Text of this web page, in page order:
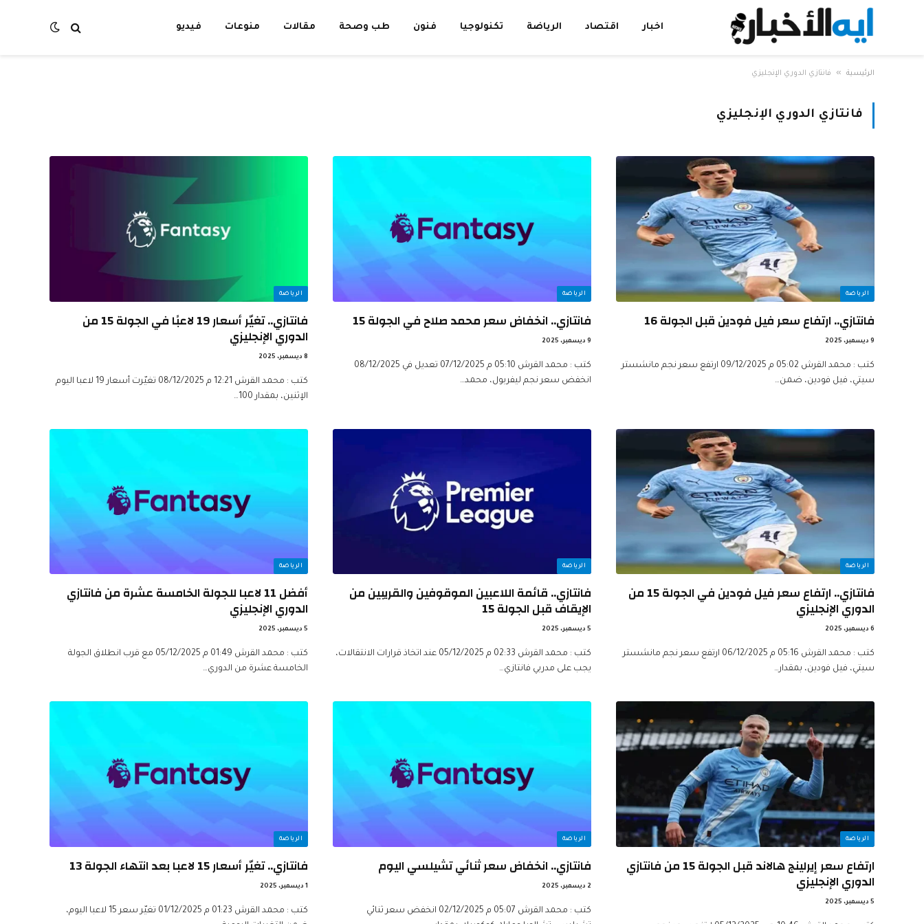
اخبار اقتصاد الرياضة تكنولوجيا فنون طب وصحة مقالات منوعات فيديو
الرئيسية » فانتازي الدوري الإنجليزي
فانتازي الدوري الإنجليزي
الرياضة
فانتازي.. ارتفاع سعر فيل فودين قبل الجولة 16
9 ديسمبر، 2025
كتب : محمد القرش 05:02 م 09/12/2025 ارتفع سعر نجم مانشستر
سيتي، فيل فودين، ضمن…
الرياضة
فانتازي.. انخفاض سعر محمد صلاح في الجولة 15
9 ديسمبر، 2025
كتب : محمد القرش 05:10 م 07/12/2025 تعديل في 08/12/2025
انخفض سعر نجم ليفربول، محمد…
الرياضة
فانتازي.. تغيّر أسعار 19 لاعبًا في الجولة 15 من
الدوري الإنجليزي
8 ديسمبر، 2025
كتب : محمد القرش 12:21 م 08/12/2025 تغيّرت أسعار 19 لاعبا اليوم
الإثنين، بمقدار 100…
الرياضة
فانتازي.. ارتفاع سعر فيل فودين في الجولة 15 من
الدوري الإنجليزي
6 ديسمبر، 2025
كتب : محمد القرش 05:16 م 06/12/2025 ارتفع سعر نجم مانشستر
سيتي، فيل فودين، بمقدار…
الرياضة
فانتازي.. قائمة اللاعبين الموقوفين والقريبين من
الإيقاف قبل الجولة 15
5 ديسمبر، 2025
كتب : محمد القرش 02:33 م 05/12/2025 عند اتخاذ قرارات الانتقالات،
يجب على مدربي فانتازي…
الرياضة
أفضل 11 لاعبا للجولة الخامسة عشرة من فانتازي
الدوري الإنجليزي
5 ديسمبر، 2025
كتب : محمد القرش 01:49 م 05/12/2025 مع قرب انطلاق الجولة
الخامسة عشرة من الدوري…
الرياضة
ارتفاع سعر إيرلينج هالاند قبل الجولة 15 من فانتازي
الدوري الإنجليزي
5 ديسمبر، 2025
الرياضة
فانتازي.. انخفاض سعر ثنائي تشيلسي اليوم
2 ديسمبر، 2025
كتب : محمد القرش 05:07 م 02/12/2025 انخفض سعر ثنائي
الرياضة
فانتازي.. تغيّر أسعار 15 لاعبا بعد انتهاء الجولة 13
1 ديسمبر، 2025
كتب : محمد القرش 01:23 م 01/12/2025 تغيّر سعر 15 لاعبا اليوم،